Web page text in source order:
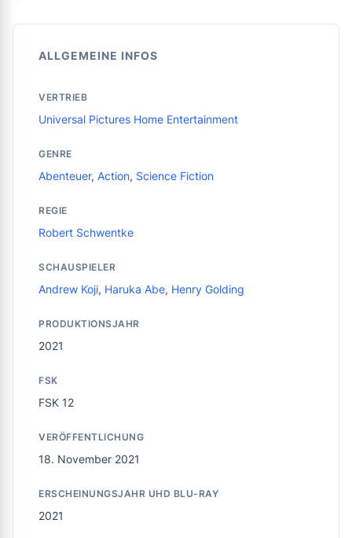
ALLGEMEINE INFOS
VERTRIEB
Universal Pictures Home Entertainment
GENRE
Abenteuer, Action, Science Fiction
REGIE
Robert Schwentke
SCHAUSPIELER
Andrew Koji, Haruka Abe, Henry Golding
PRODUKTIONSJAHR
2021
FSK
FSK 12
VERÖFFENTLICHUNG
18. November 2021
ERSCHEINUNGSJAHR UHD BLU-RAY
2021